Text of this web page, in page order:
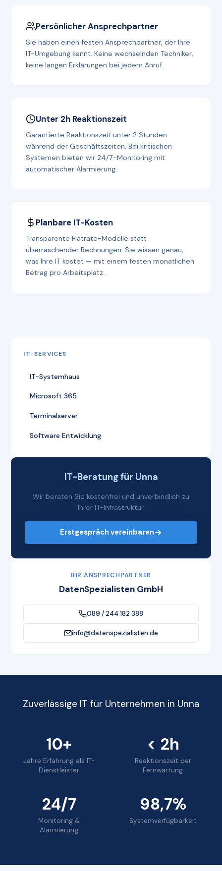
Persönlicher Ansprechpartner
Sie haben einen festen Ansprechpartner, der Ihre
IT-Umgebung kennt. Keine wechselnden Techniker,
keine langen Erklärungen bei jedem Anruf.
Unter 2h Reaktionszeit
Garantierte Reaktionszeit unter 2 Stunden
während der Geschäftszeiten. Bei kritischen
Systemen bieten wir 24/7-Monitoring mit
automatischer Alarmierung.
Planbare IT-Kosten
Transparente Flatrate-Modelle statt
überraschender Rechnungen. Sie wissen genau,
was Ihre IT kostet — mit einem festen monatlichen
Betrag pro Arbeitsplatz.
IT-SERVICES
IT-Systemhaus
Microsoft 365
Terminalserver
Software Entwicklung
IT-Beratung für Unna
Wir beraten Sie kostenfrei und unverbindlich zu
Ihrer IT-Infrastruktur.
Erstgespräch vereinbaren
IHR ANSPRECHPARTNER
DatenSpezialisten GmbH
089 / 244 182 388
info@datenspezialisten.de
Zuverlässige IT für Unternehmen in Unna
10+
Jahre Erfahrung als IT-
Dienstleister
< 2h
Reaktionszeit per
Fernwartung
24/7
Monitoring &
Alarmierung
98,7%
Systemverfügbarkeit